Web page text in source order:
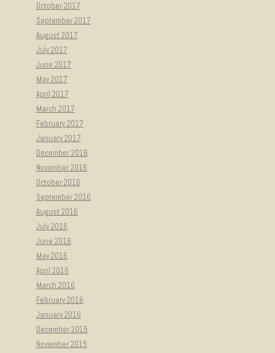
October 2017
September 2017
August 2017
July 2017
June 2017
May 2017
April 2017
March 2017
February 2017
January 2017
December 2016
November 2016
October 2016
September 2016
August 2016
July 2016
June 2016
May 2016
April 2016
March 2016
February 2016
January 2016
December 2015
November 2015